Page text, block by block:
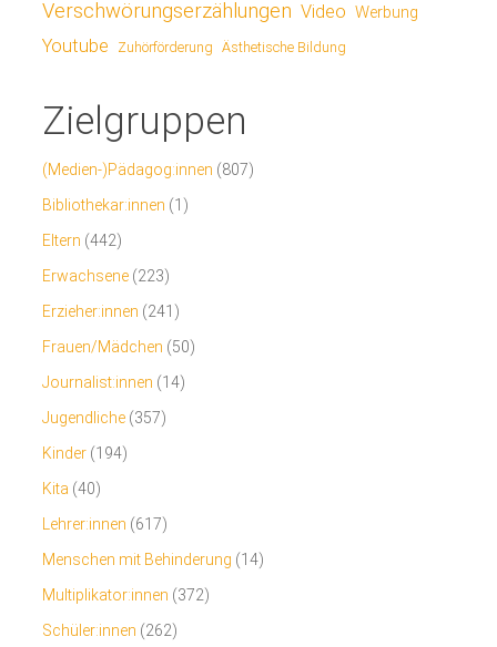
Verschwörungserzählungen Video Werbung
Youtube Zuhörförderung Ästhetische Bildung
Zielgruppen
(Medien-)Pädagog:innen (807)
Bibliothekar:innen (1)
Eltern (442)
Erwachsene (223)
Erzieher:innen (241)
Frauen/Mädchen (50)
Journalist:innen (14)
Jugendliche (357)
Kinder (194)
Kita (40)
Lehrer:innen (617)
Menschen mit Behinderung (14)
Multiplikator:innen (372)
Schüler:innen (262)